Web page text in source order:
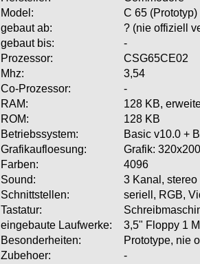
Model:
C 65 (Prototyp)
gebaut ab:
? (nie offiziell
gebaut bis:
-
Prozessor:
CSG65CE02
Mhz:
3,54
Co-Prozessor:
-
RAM:
128 KB,
ROM:
128 KB
Betriebssystem:
Basic v10.0 +
Grafikaufloesung:
Grafik:
Farben:
4096
Sound:
3 Kanal, stereo
Schnittstellen:
seriell, RGB,
Tastatur:
eingebaute Laufwerke:
3,5" Floppy 1
Besonderheiten:
Prototype, nie
Zubehoer:
-